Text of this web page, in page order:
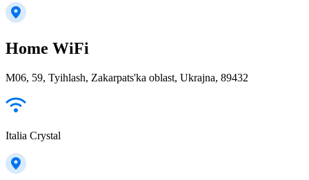
Home WiFi
М06, 59, Tyihlash, Zakarpats'ka oblast, Ukrajna, 89432
Italia Crystal